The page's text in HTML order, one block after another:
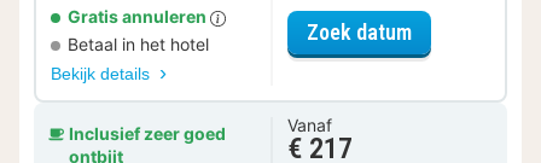
Gratis annuleren
Betaal in het hotel
Bekijk details
Zoek datumvoor Relax
Inclusief zeer goed
ontbijt
Vanaf
€ 217